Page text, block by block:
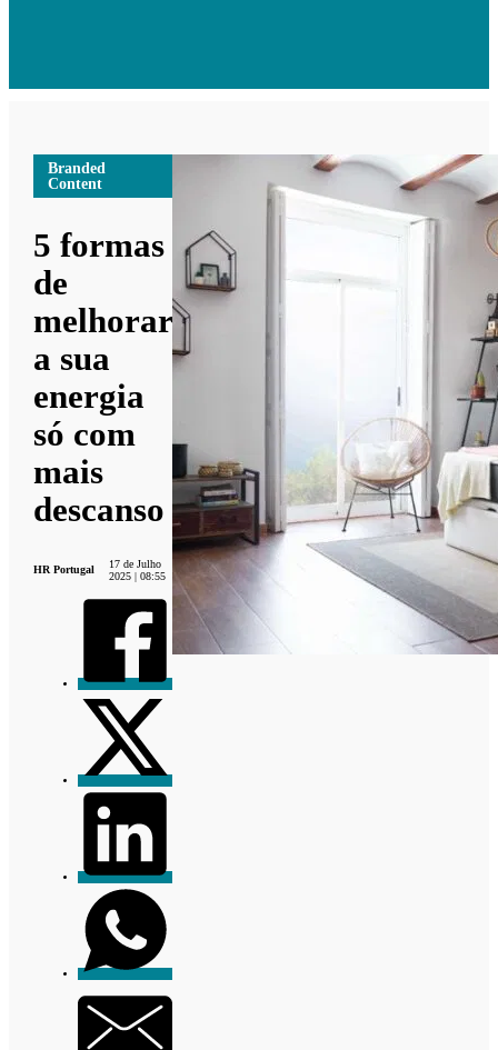
Branded
Content
5 formas
de
melhorar
a sua
energia
só com
mais
descanso
HR Portugal
17 de Julho
2025 | 08:55